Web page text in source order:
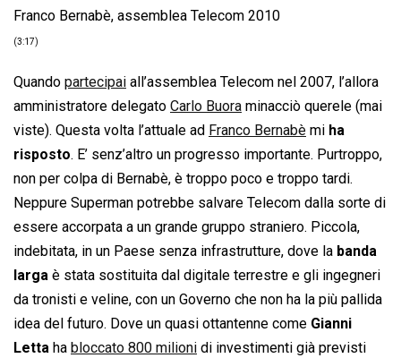
c
o
o
k
a
A
p
p
n
d
I
n
r
d
s
a
p
i
n
k
i
Franco Bernabè, assemblea Telecom 2010
(3:17)
Quando partecipai all’assemblea Telecom nel 2007, l’allora
amministratore delegato Carlo Buora minacciò querele (mai
viste). Questa volta l’attuale ad Franco Bernabè mi ha
risposto. E’ senz’altro un progresso importante. Purtroppo,
non per colpa di Bernabè, è troppo poco e troppo tardi.
Neppure Superman potrebbe salvare Telecom dalla sorte di
essere accorpata a un grande gruppo straniero. Piccola,
indebitata, in un Paese senza infrastrutture, dove la banda
larga è stata sostituita dal digitale terrestre e gli ingegneri
da tronisti e veline, con un Governo che non ha la più pallida
idea del futuro. Dove un quasi ottantenne come Gianni
Letta ha bloccato 800 milioni di investimenti già previsti